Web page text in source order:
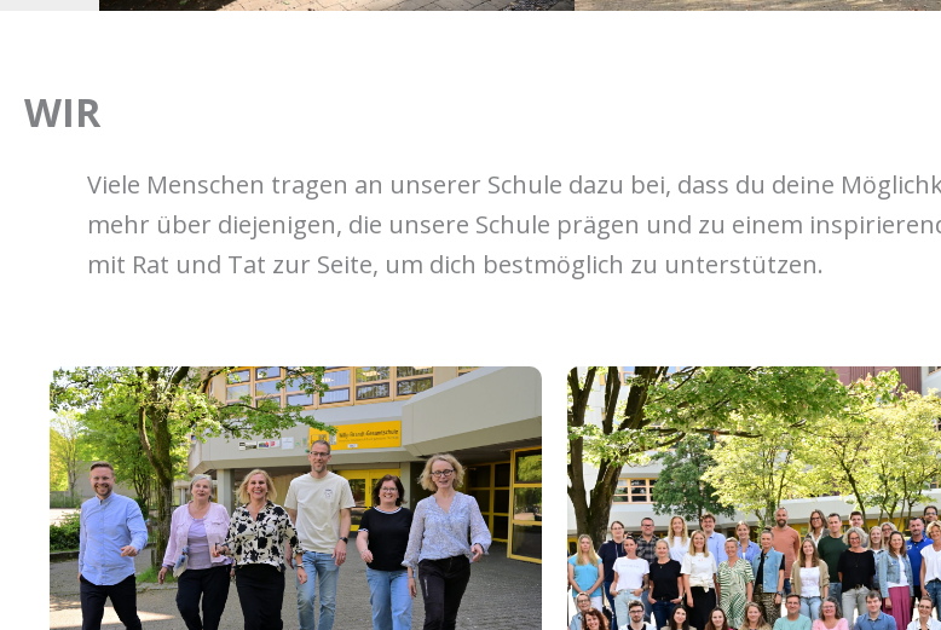
WIR
Viele Menschen tragen an unserer Schule dazu bei, dass du deine
mehr über diejenigen, die unsere Schule prägen und zu einem
mit Rat und Tat zur Seite, um dich bestmöglich zu unterstützen.